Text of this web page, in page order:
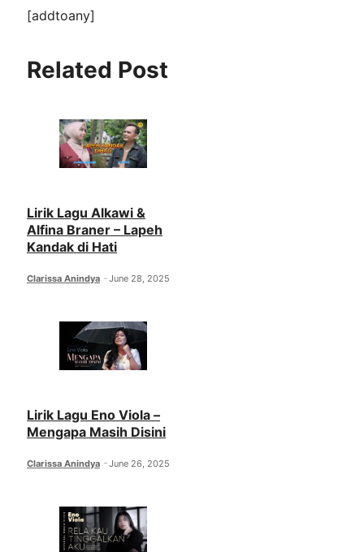
[addtoany]
Related Post
Lirik Lagu Alkawi &
Alfina Braner – Lapeh
Kandak di Hati
Clarissa Anindya June 28, 2025
Lirik Lagu Eno Viola –
Mengapa Masih Disini
Clarissa Anindya June 26, 2025